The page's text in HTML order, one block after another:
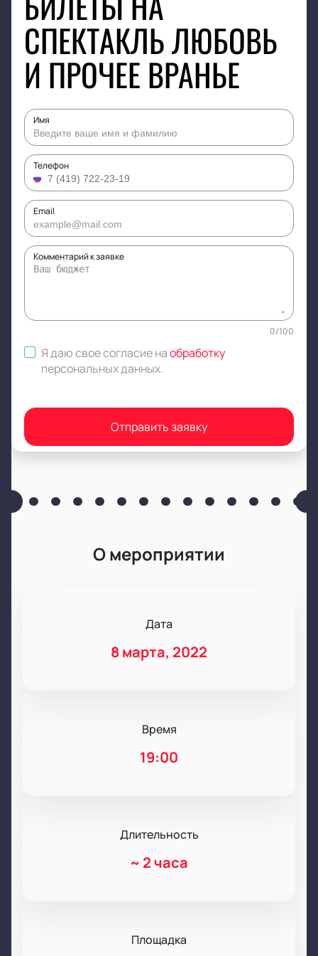
СПЕКТАКЛЬ ЛЮБОВЬ
И ПРОЧЕЕ ВРАНЬЕ
Имя
Телефон
Email
Комментарий к заявке
0/100
Я даю свое согласие наобработку
персональных данных.
Отправить заявку
О мероприятии
Дата
8 марта, 2022
Время
19:00
Длительность
~ 2 часа
Площадка